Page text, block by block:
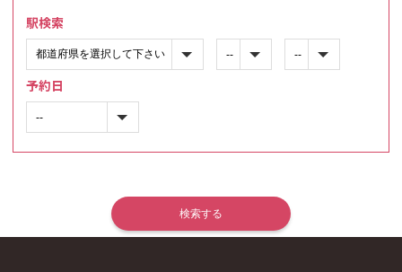
駅検索
予約日